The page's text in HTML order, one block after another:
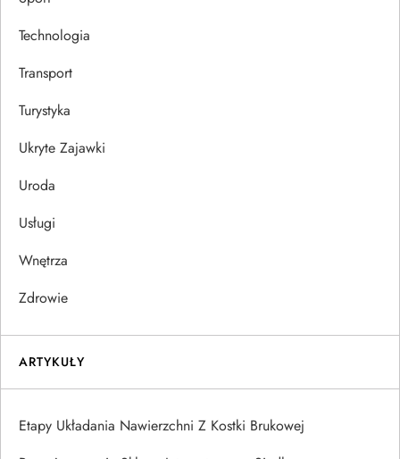
Technologia
Transport
Turystyka
Ukryte Zajawki
Uroda
Usługi
Wnętrza
Zdrowie
ARTYKUŁY
Etapy Układania Nawierzchni Z Kostki Brukowej